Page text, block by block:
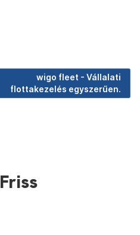
wigo fleet - Vállalati
flottakezelés egyszerűen.
Friss